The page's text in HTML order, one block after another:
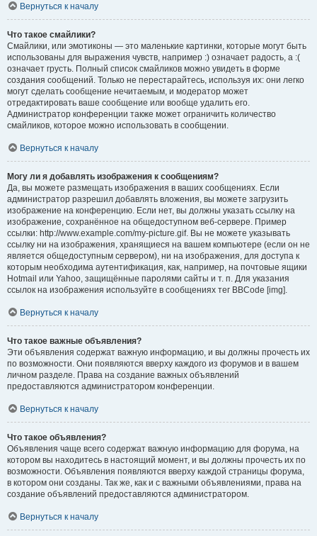
Вернуться к началу
Что такое смайлики?
Смайлики, или эмотиконы — это маленькие картинки, которые могут быть
использованы для выражения чувств, например :) означает радость, а :(
означает грусть. Полный список смайликов можно увидеть в форме
создания сообщений. Только не перестарайтесь, используя их: они легко
могут сделать сообщение нечитаемым, и модератор может
отредактировать ваше сообщение или вообще удалить его.
Администратор конференции также может ограничить количество
смайликов, которое можно использовать в сообщении.
Вернуться к началу
Могу ли я добавлять изображения к сообщениям?
Да, вы можете размещать изображения в ваших сообщениях. Если
администратор разрешил добавлять вложения, вы можете загрузить
изображение на конференцию. Если нет, вы должны указать ссылку на
изображение, сохранённое на общедоступном веб-сервере. Пример
ссылки: http://www.example.com/my-picture.gif. Вы не можете указывать
ссылку ни на изображения, хранящиеся на вашем компьютере (если он не
является общедоступным сервером), ни на изображения, для доступа к
которым необходима аутентификация, как, например, на почтовые ящики
Hotmail или Yahoo, защищённые паролями сайты и т. п. Для указания
ссылок на изображения используйте в сообщениях тег BBCode [img].
Вернуться к началу
Что такое важные объявления?
Эти объявления содержат важную информацию, и вы должны прочесть их
по возможности. Они появляются вверху каждого из форумов и в вашем
личном разделе. Права на создание важных объявлений
предоставляются администратором конференции.
Вернуться к началу
Что такое объявления?
Объявления чаще всего содержат важную информацию для форума, на
котором вы находитесь в настоящий момент, и вы должны прочесть их по
возможности. Объявления появляются вверху каждой страницы форума,
в котором они созданы. Так же, как и с важными объявлениями, права на
создание объявлений предоставляются администратором.
Вернуться к началу